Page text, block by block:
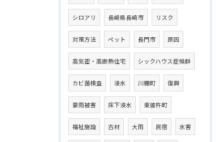
シロアリ 長崎県長崎市 リスク
対策方法 ペット 長門市 原因
高気密・高断熱住宅 シックハウス症候群
カビ菌検査 浸水 川棚町 復興
豪雨被害 床下浸水 東彼杵町
福祉施設 古材 大雨 民宿 水害